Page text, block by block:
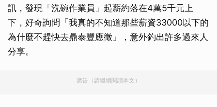
訊，發現「洗碗作業員」起薪約落在4萬5千元上
下，好奇詢問「我真的不知道那些薪資33000以下的
為什麼不趕快去鼎泰豐應徵」，意外釣出許多過來人
分享。
廣告（請繼續閱讀本文）